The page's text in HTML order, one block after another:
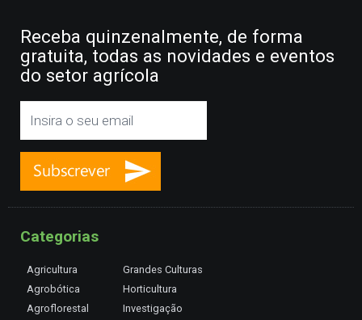
Receba quinzenalmente, de forma
gratuita, todas as novidades e eventos
do setor agrícola
Categorias
Agricultura
Agrobótica
Agroflorestal
Grandes Culturas
Horticultura
Investigação